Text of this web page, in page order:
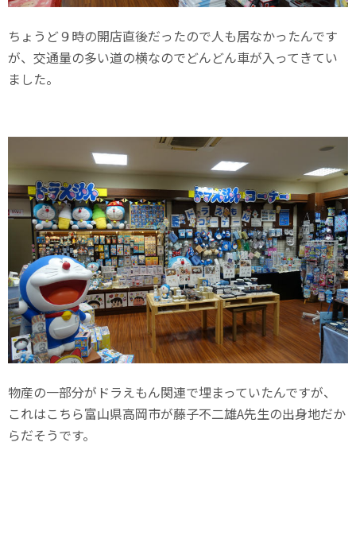
ちょうど９時の開店直後だったので人も居なかったんです
が、交通量の多い道の横なのでどんどん車が入ってきてい
ました。
物産の一部分がドラえもん関連で埋まっていたんですが、
これはこちら富山県高岡市が藤子不二雄A先生の出身地だか
らだそうです。